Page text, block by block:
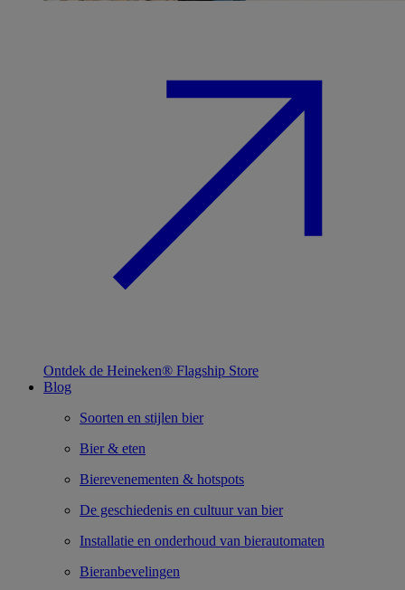
Ontdek de Heineken® Flagship Store
Blog
Soorten en stijlen bier
Bier & eten
Bierevenementen & hotspots
De geschiedenis en cultuur van bier
Installatie en onderhoud van bierautomaten
Bieranbevelingen